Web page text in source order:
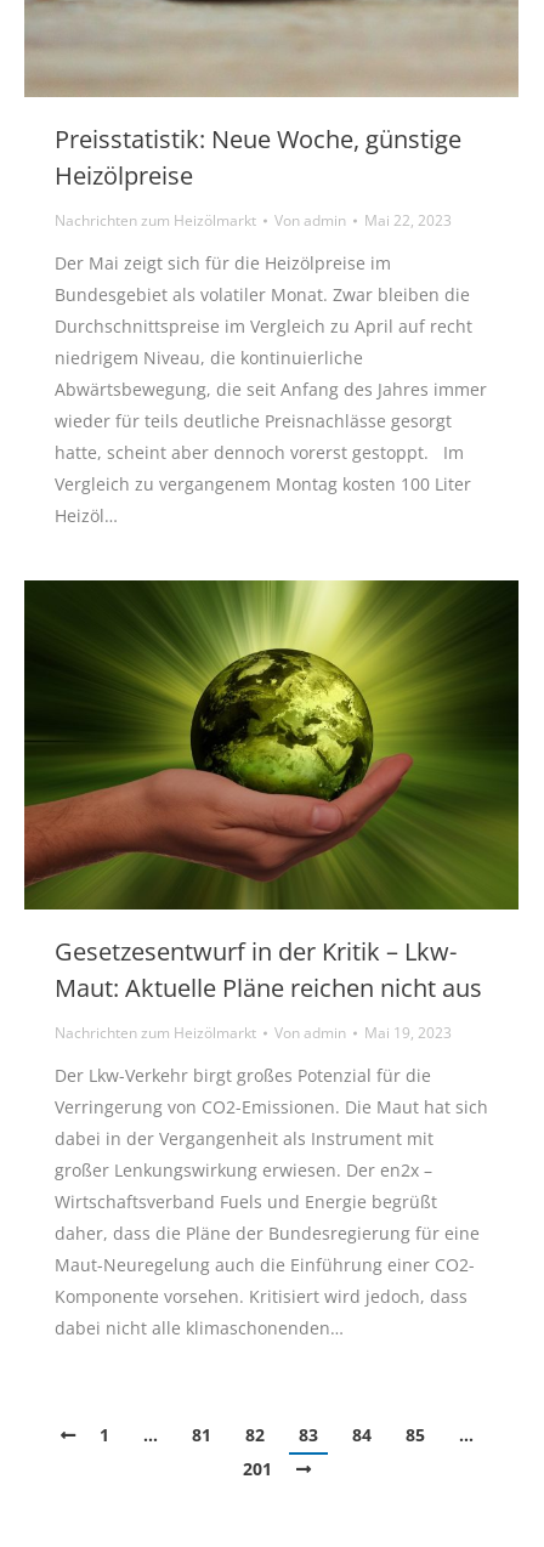
Preisstatistik: Neue Woche, günstige
Heizölpreise
Nachrichten zum Heizölmarkt Vonadmin Mai 22, 2023
Der Mai zeigt sich für die Heizölpreise im
Bundesgebiet als volatiler Monat. Zwar bleiben die
Durchschnittspreise im Vergleich zu April auf recht
niedrigem Niveau, die kontinuierliche
Abwärtsbewegung, die seit Anfang des Jahres immer
wieder für teils deutliche Preisnachlässe gesorgt
hatte, scheint aber dennoch vorerst gestoppt. Im
Vergleich zu vergangenem Montag kosten 100 Liter
Heizöl…
Gesetzesentwurf in der Kritik – Lkw-
Maut: Aktuelle Pläne reichen nicht aus
Nachrichten zum Heizölmarkt Vonadmin Mai 19, 2023
Der Lkw-Verkehr birgt großes Potenzial für die
Verringerung von CO2-Emissionen. Die Maut hat sich
dabei in der Vergangenheit als Instrument mit
großer Lenkungswirkung erwiesen. Der en2x –
Wirtschaftsverband Fuels und Energie begrüßt
daher, dass die Pläne der Bundesregierung für eine
Maut-Neuregelung auch die Einführung einer CO2-
Komponente vorsehen. Kritisiert wird jedoch, dass
dabei nicht alle klimaschonenden…
1 … 81 82 83 84 85
…
201